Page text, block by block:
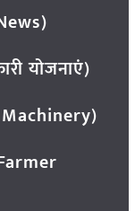
योजनाएं)